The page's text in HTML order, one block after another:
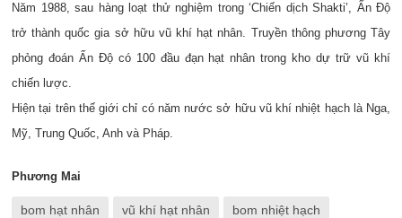
Năm 1988, sau hàng loạt thử nghiệm trong ‘Chiến dịch Shakti’, Ấn Độ
trở thành quốc gia sở hữu vũ khí hạt nhân. Truyền thông phương Tây
phỏng đoán Ấn Độ có 100 đầu đạn hạt nhân trong kho dự trữ vũ khí
chiến lược.
Hiện tại trên thế giới chỉ có năm nước sở hữu vũ khí nhiệt hạch là Nga,
Mỹ, Trung Quốc, Anh và Pháp.
Phương Mai
bom hạt nhân vũ khí hạt nhân bom nhiệt hạch